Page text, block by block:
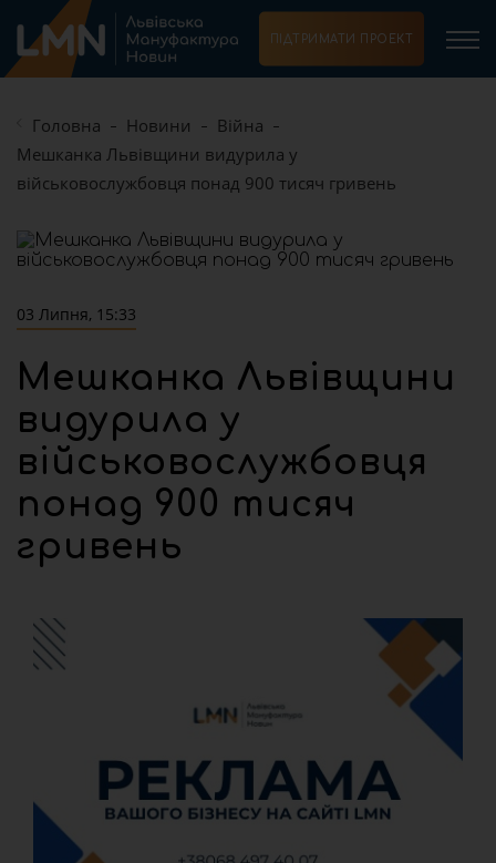
ПІДТРИМАТИ ПРОЕКТ
Головна Новини
Війна
Мешканка Львівщини видурила у
військовослужбовця понад 900 тисяч гривень
03 Липня, 15:33
Мешканка Львівщини
видурила у
військовослужбовця
понад 900 тисяч
гривень